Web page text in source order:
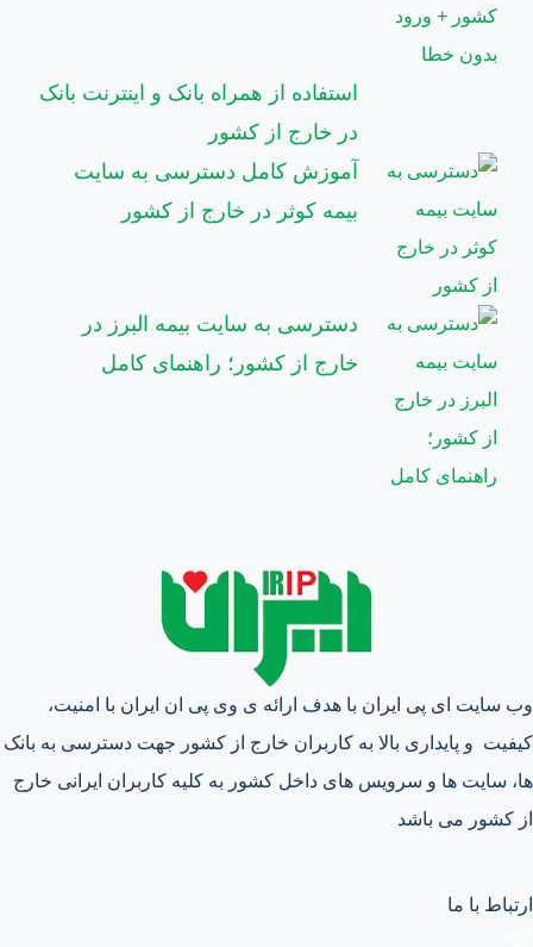
استفاده از همراه بانک و اینترنت بانک
در خارج از کشور
آموزش کامل دسترسی به سایت
بیمه کوثر در خارج از کشور
دسترسی به سایت بیمه البرز در
خارج از کشور؛ راهنمای کامل
وب سایت ای پی ایران با هدف ارائه ی وی پی ان ایران با امنیت،
کیفیت و پایداری بالا به کاربران خارج از کشور جهت دسترسی به بانک
ها، سایت ها و سرویس های داخل کشور به کلیه کاربران ایرانی خارج
از کشور می باشد
ارتباط با ما